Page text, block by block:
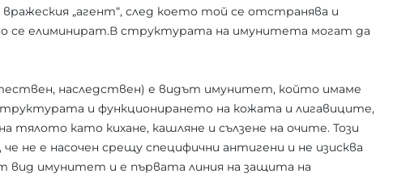
„агент“, след което той се отстранява и
се елиминират.В структурата на имунитета могат да
наследствен) е видът имунитет, който имаме
и функционирането на кожата и лигавиците,
като кихане, кашляне и сълзене на очите. Този
не е насочен срещу специфични антигени и не изисква
вид имунитет и е първата линия на защита на